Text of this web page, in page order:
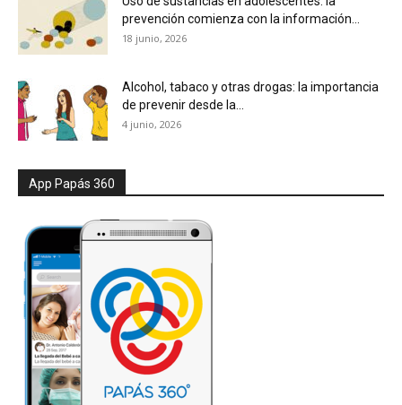
prevención comienza con la información...
18 junio, 2026
Alcohol, tabaco y otras drogas: la importancia
de prevenir desde la...
4 junio, 2026
App Papás 360